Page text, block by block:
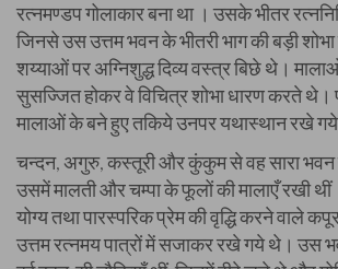
रत्नमण्डप गोलाकार बना था । उसके भीतर
जिनसे उस उत्तम भवन के भीतरी भाग की बड़ी
शय्याओं पर अग्निशुद्ध दिव्य वस्त्र बिछे थे।
सुसज्जित होकर वे विचित्र शोभा धारण करते थे।
मालाओं के बने हुए तकिये उनपर यथास्थान रखे
चन्दन, अगुरु, कस्तूरी और कुंकुम से वह सारा भवन
उसमें मालती और चम्पा के फूलों की मालाएँ रखी
योग्य तथा पारस्परिक प्रेम की वृद्धि करने वाले
उत्तम रत्नमय पात्रों में सजाकर रखे गये थे। उस